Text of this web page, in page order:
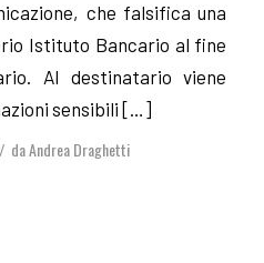
che falsifica una
Istituto Bancario al fine
Al destinatario viene
sensibili […]
/ daAndrea Draghetti